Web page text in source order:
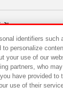
ぶ
ーン
identifiers such
to personalize
your use of our
partners, who
have provided to
use of their